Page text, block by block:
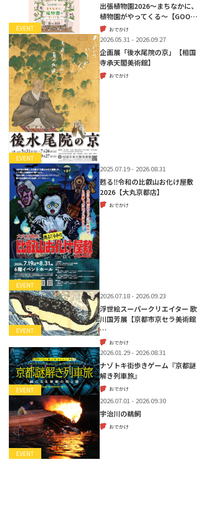
EVENT
出張植物園2026～まちなかに、
植物園がやってくる～【GOO…
おでかけ
EVENT
2026.05.31 - 2026.09.27
企画展「後水尾院の京」【相国
寺承天閣美術館】
おでかけ
EVENT
2025.07.19 - 2026.08.31
甦る‼令和の比叡山お化け屋敷
2026【大丸京都店】
おでかけ
EVENT
2026.07.18 - 2026.09.23
浮世絵スーパークリエイター 歌
川国芳展【京都市京セラ美術館
…
おでかけ
EVENT
2026.01.29 - 2026.08.31
ナゾトキ街歩きゲーム『京都謎
解き列車旅』
おでかけ
EVENT
2026.07.01 - 2026.09.30
宇治川の鵜飼
おでかけ